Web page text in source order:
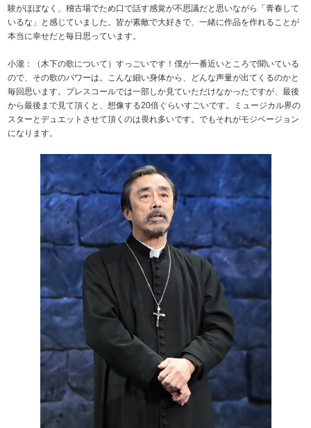
験がほぼなく、稽古場でため口で話す感覚が不思議だと思いながら「青春して
いるな」と感じていました。皆が素敵で大好きで、一緒に作品を作れることが
本当に幸せだと毎日思っています。
小瀧：（木下の歌について）すっごいです！僕が一番近いところで聞いている
ので、その歌のパワーは。こんな細い身体から、どんな声量が出てくるのかと
毎回思います。プレスコールでは一部しか見ていただけなかったですが、最後
から最後まで見て頂くと、想像する20倍ぐらいすごいです。ミュージカル界の
スターとデュエットさせて頂くのは畏れ多いです。でもそれがモジベージョン
になります。